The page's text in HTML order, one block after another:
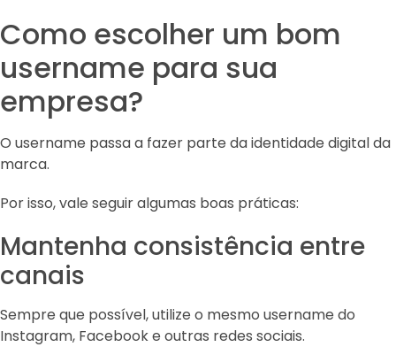
Como escolher um bom
username para sua
empresa?
O username passa a fazer parte da identidade digital da
marca.
Por isso, vale seguir algumas boas práticas:
Mantenha consistência entre
canais
Sempre que possível, utilize o mesmo username do
Instagram, Facebook e outras redes sociais.